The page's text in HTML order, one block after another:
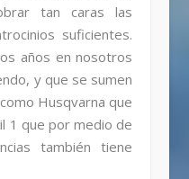
tan caras las
suficientes.
años en nosotros
y que se sumen
Husqvarna que
1 que por medio de
también tiene